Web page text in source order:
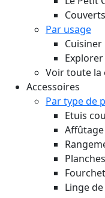
Par usage
Cuisiner
Explorer
Voir toute la
Accessoires
Par type de
Etuis
Linge